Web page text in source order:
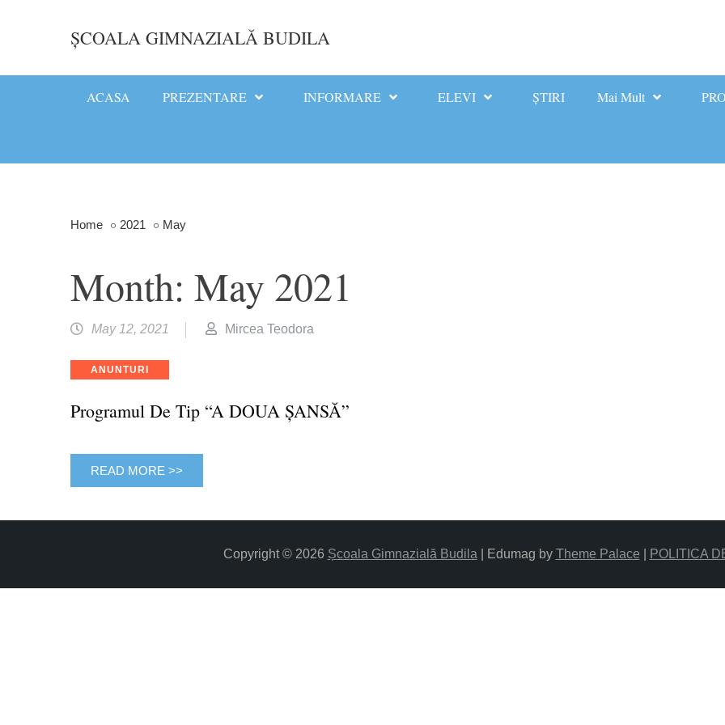
ȘCOALA GIMNAZIALĂ BUDILA
ACASA PREZENTARE INFORMARE ELEVI ȘTIRI Mai Mult
Home 2021 May
Month: May 2021
May 12, 2021 Mircea Teodora
Categories
ANUNTURI
Programul De Tip “A DOUA ȘANSĂ”
READ MORE >>
Copyright © 2026 Școala Gimnazială Budila Edumag by Theme Palace POLITICA